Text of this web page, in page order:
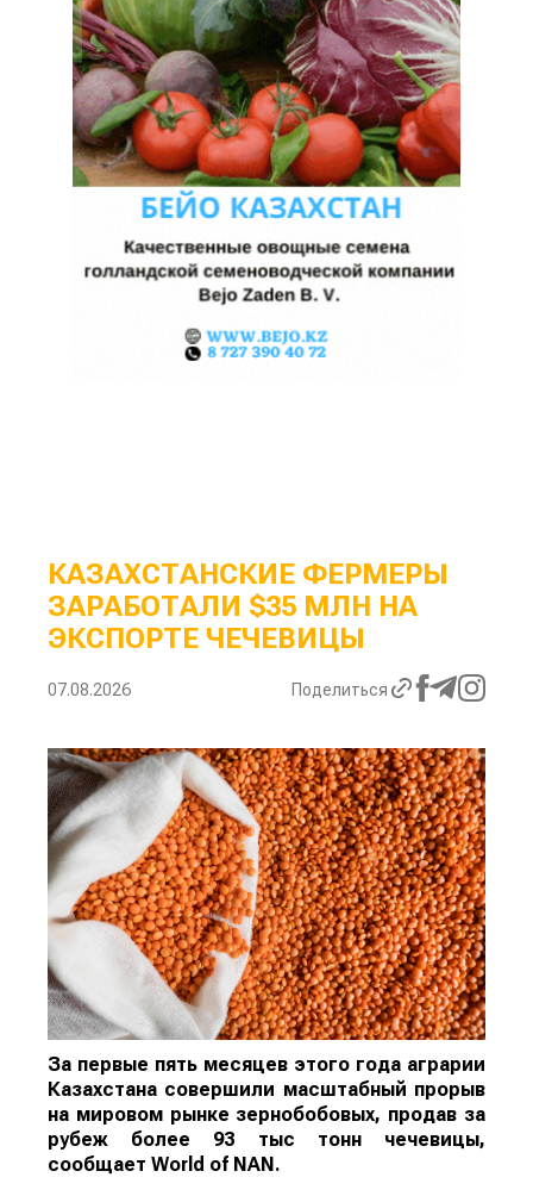
КАЗАХСТАНСКИЕ ФЕРМЕРЫ
ЗАРАБОТАЛИ $35 МЛН НА
ЭКСПОРТЕ ЧЕЧЕВИЦЫ
07.08.2026 Поделиться
За первые пять месяцев этого года аграрии
Казахстана совершили масштабный прорыв
на мировом рынке зернобобовых, продав за
рубеж более 93 тыс тонн чечевицы,
сообщает World of NAN.